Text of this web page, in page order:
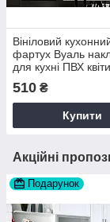
Вініловий
фартух Вуаль
для кухні ПВХ квіти
Абстракція
Pocket Z181756
510 ₴
Купити
Акційні
Подарунок